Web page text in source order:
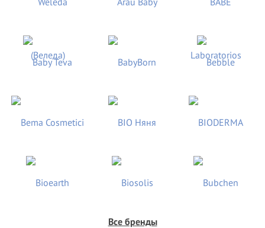
Все бренды